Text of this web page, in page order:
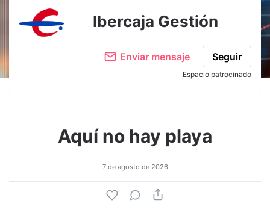
Ibercaja Gestión
Enviar mensaje Seguir
Espacio patrocinado
Aquí no hay playa
7 de agosto de 2026